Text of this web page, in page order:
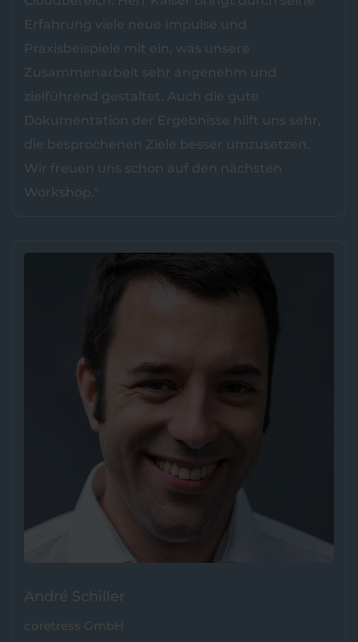
Erfahrung viele neue Impulse und
Praxisbeispiele mit ein, was unsere
Zusammenarbeit sehr angenehm und
zielführend gestaltet. Auch die gute
Dokumentation der Ergebnisse hilft uns sehr,
die besprochenen Ziele besser umzusetzen.
Wir freuen uns schon auf den nächsten
Workshop."
André Schiller
coretress GmbH